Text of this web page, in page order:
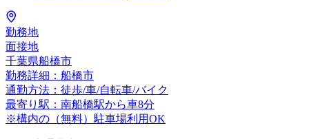
勤務地
面接地
千葉県船橋市
勤務詳細：船橋市
通勤方法：徒歩/車/自転車/バイク
最寄り駅：南船橋駅から車8分
※構内の（無料）駐車場利用OK